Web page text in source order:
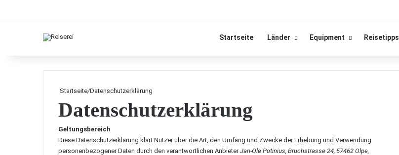
Startseite Länder Equipment Reisetipps
Startseite/Datenschutzerklärung
Datenschutzerklärung
Geltungsbereich
Diese Datenschutzerklärung klärt Nutzer über die Art, den Umfang und Zwecke der Erhebung und Verwendung
personenbezogener Daten durch den verantwortlichen AnbieterJan-Ole Potinius, Bruchstrasse 24, 57462 Olpe,